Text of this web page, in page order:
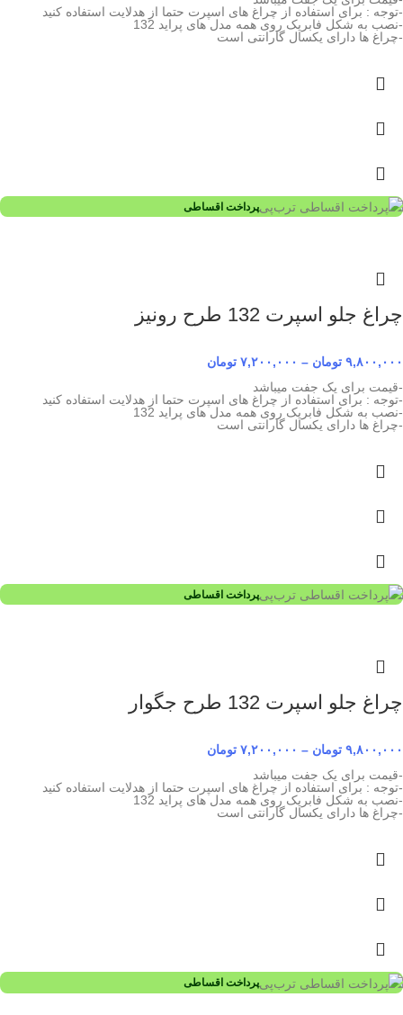
-توجه : برای استفاده از چراغ های اسپرت حتما از هدلایت استفاده کنید
-نصب به شکل فابریک روی همه مدل های پراید 132
-چراغ ها دارای یکسال گارانتی است
پرداخت اقساطی
چراغ جلو اسپرت 132 طرح رونیز
۹,۸۰۰,۰۰۰ تومان – ۷,۲۰۰,۰۰۰ تومان
-قیمت برای یک جفت میباشد
-توجه : برای استفاده از چراغ های اسپرت حتما از هدلایت استفاده کنید
-نصب به شکل فابریک روی همه مدل های پراید 132
-چراغ ها دارای یکسال گارانتی است
پرداخت اقساطی
چراغ جلو اسپرت 132 طرح جگوار
۹,۸۰۰,۰۰۰ تومان – ۷,۲۰۰,۰۰۰ تومان
-قیمت برای یک جفت میباشد
-توجه : برای استفاده از چراغ های اسپرت حتما از هدلایت استفاده کنید
-نصب به شکل فابریک روی همه مدل های پراید 132
-چراغ ها دارای یکسال گارانتی است
پرداخت اقساطی